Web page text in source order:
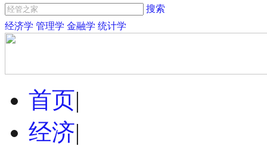
搜索
经济学 管理学 金融学 统计学
首页|
经济|